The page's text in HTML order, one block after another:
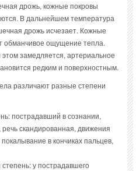
дрожь, кожные покровы
В дальнейшем температура
дрожь исчезает. Кожные
обманчивое ощущение тепла.
замедляется, артериальное
редким и поверхностным.
различают разные степени
пострадавший в сознании,
скандированная, движения
в кончиках пальцев,
у пострадавшего